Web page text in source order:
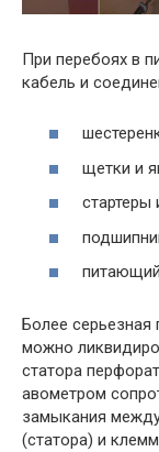
При перебоях в
кабель и
щетки и
стартеры
Более
можно
статора
авометром
замыкания
(статора) и